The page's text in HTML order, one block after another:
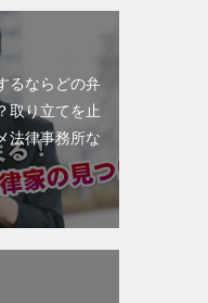
るならどの弁
取り立てを止
法律事務所な